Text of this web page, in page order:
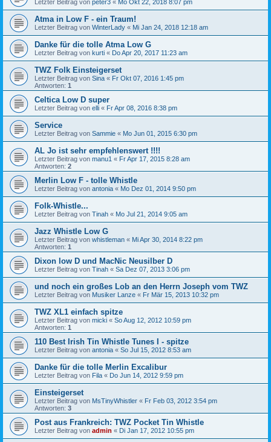
Letzter Beitrag von peter3 « Mo Okt 22, 2018 8:07 pm
Atma in Low F - ein Traum!
Letzter Beitrag von WinterLady « Mi Jan 24, 2018 12:18 am
Danke für die tolle Atma Low G
Letzter Beitrag von kurti « Do Apr 20, 2017 11:23 am
TWZ Folk Einsteigerset
Letzter Beitrag von Sina « Fr Okt 07, 2016 1:45 pm
Antworten: 1
Celtica Low D super
Letzter Beitrag von elli « Fr Apr 08, 2016 8:38 pm
Service
Letzter Beitrag von Sammie « Mo Jun 01, 2015 6:30 pm
AL Jo ist sehr empfehlenswert !!!!
Letzter Beitrag von manu1 « Fr Apr 17, 2015 8:28 am
Antworten: 2
Merlin Low F - tolle Whistle
Letzter Beitrag von antonia « Mo Dez 01, 2014 9:50 pm
Folk-Whistle...
Letzter Beitrag von Tinah « Mo Jul 21, 2014 9:05 am
Jazz Whistle Low G
Letzter Beitrag von whistleman « Mi Apr 30, 2014 8:22 pm
Antworten: 1
Dixon low D und MacNic Neusilber D
Letzter Beitrag von Tinah « Sa Dez 07, 2013 3:06 pm
und noch ein großes Lob an den Herrn Joseph vom TWZ
Letzter Beitrag von Musiker Lanze « Fr Mär 15, 2013 10:32 pm
TWZ XL1 einfach spitze
Letzter Beitrag von micki « So Aug 12, 2012 10:59 pm
Antworten: 1
110 Best Irish Tin Whistle Tunes I - spitze
Letzter Beitrag von antonia « So Jul 15, 2012 8:53 am
Danke für die tolle Merlin Excalibur
Letzter Beitrag von Fila « Do Jun 14, 2012 9:59 pm
Einsteigerset
Letzter Beitrag von MsTinyWhistler « Fr Feb 03, 2012 3:54 pm
Antworten: 3
Post aus Frankreich: TWZ Pocket Tin Whistle
Letzter Beitrag von admin « Di Jan 17, 2012 10:55 pm